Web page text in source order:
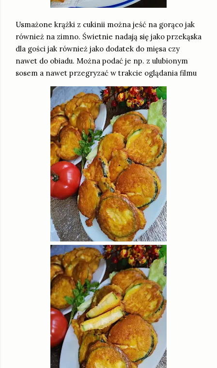
Usmażone krążki z cukinii można jeść na gorąco jak
również na zimno. Świetnie nadają się jako przekąska
dla gości jak również jako dodatek do mięsa czy
nawet do obiadu. Można podać je np. z ulubionym
sosem a nawet przegryzać w trakcie oglądania filmu